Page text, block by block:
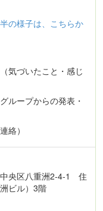
の様子は、こちらか
気づいたこと・感じ
ループからの発表・
絡）
中央区八重洲2-4-1 住
ビル）3階